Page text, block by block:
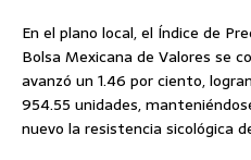
En el plano local, el Índice de
Bolsa Mexicana de Valores se
avanzó un 1.46 por ciento,
954.55 unidades,
nuevo la resistencia sicológica